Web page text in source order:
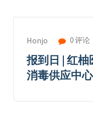
Honjo 0 评论
报到日 | 红
消毒供应中